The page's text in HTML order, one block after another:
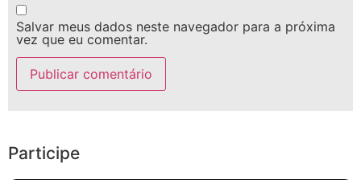
Salvar meus dados neste navegador para a próxima
vez que eu comentar.
Participe